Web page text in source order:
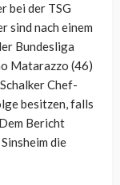
bei der TSG
sind nach einem
Bundesliga
Matarazzo (46)
Chef-
besitzen, falls
Bericht
die